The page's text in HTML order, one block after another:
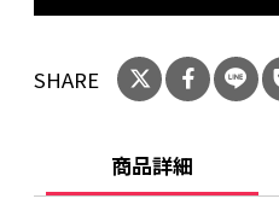
SHARE
商品詳細